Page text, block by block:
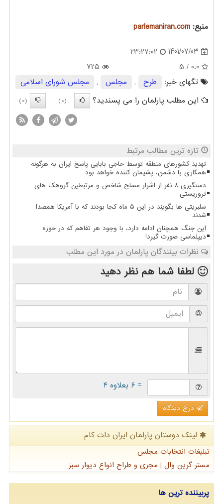
منبع: parlemaniran.com
1401/07/03
23:27:02
0.0
/ 5
725
تگهای خبر:
طرح , مجلس ,
مجلس شورای اسلامی
این مطلب پارلمان را می پسندید؟
(0)
(0)
تازه ترین مطالب مرتبط
تهدید کشورهای منطقه توسط حاجی بابایی پاسخ ایران به هرگونه
همکاری با دشمن، پشیمان کننده خواهد بود
دستگیری 8 نفر از اشرار مسلح شاخص و مرتبطین گروهک های
تروریستی
سلبریتی ها بگویند در این ۵ ماه کجا بودند که با آمریکا همصدا
شدند
این جنگ همچنان ادامه دارد، با وجود هر تفاهم که در حوزه
دیپلماسی صورت گیرد!
نظرات بینندگان پارلمان در مورد این مطلب
لطفا شما همنظر دهید
= ۶ بعلاوه ۴
درج دیدگاه
لینک دوستان پارلمان ایران دات كام
تبلیغات انتخابات مجلس
مستر گرین وال | مجری و طراح انواع دیوار سبز
پربیننده ترین ها